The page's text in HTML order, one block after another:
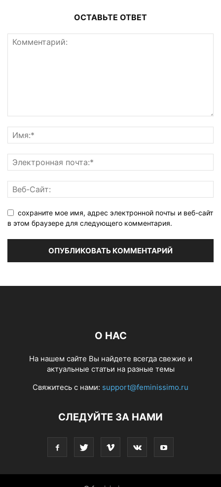
ОСТАВЬТЕ ОТВЕТ
сохраните мое имя, адрес электронной почты и веб-сайт
в этом браузере для следующего комментария.
О НАС
На нашем сайте Вы найдете всегда свежие и
актуальные статьи на разные темы
Свяжитесь с нами: support@feminissimo.ru
СЛЕДУЙТЕ ЗА НАМИ